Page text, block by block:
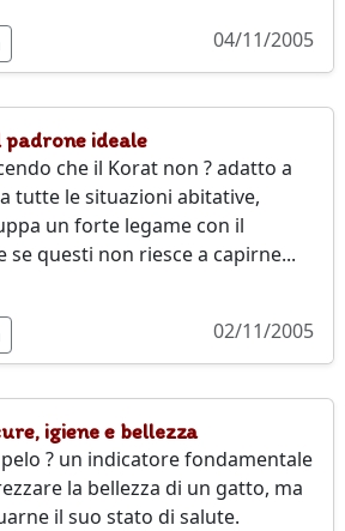
04/11/2005
ideale
che il Korat non ? adatto a
tutte le situazioni abitative,
un forte legame con il
questi non riesce a capirne...
02/11/2005
igiene e bellezza
? un indicatore fondamentale
la bellezza di un gatto, ma
il suo stato di salute.